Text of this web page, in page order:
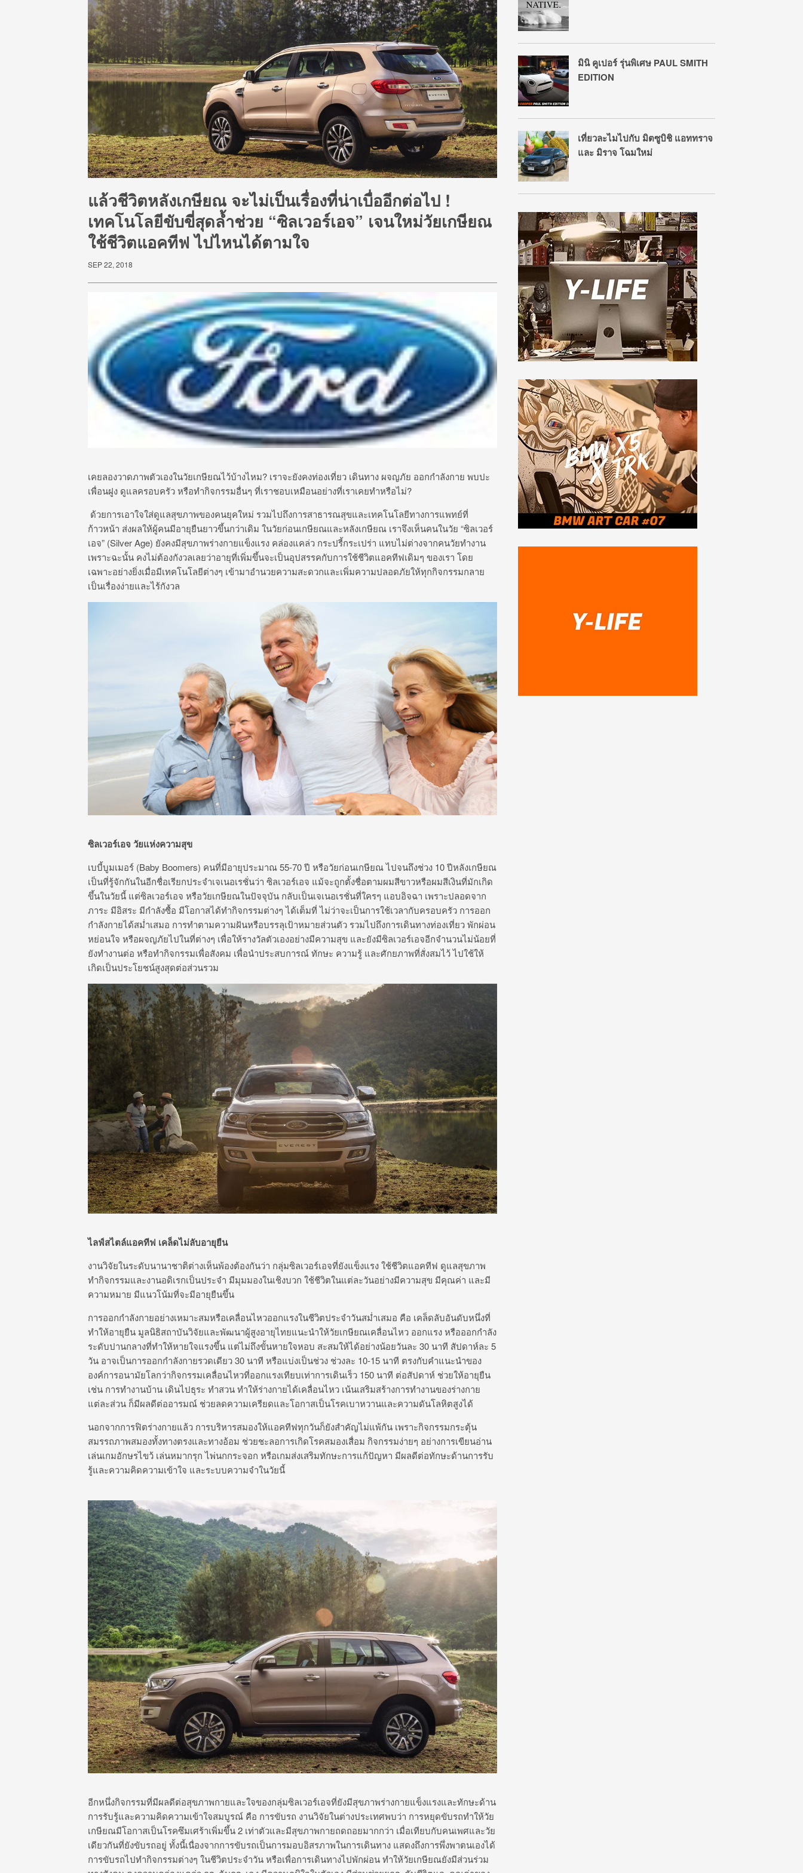
แล้วชีวิตหลังเกษียณ จะไม่เป็นเรื่องที่น่าเบื่ออีกต่อไป !
เทคโนโลยีขับขี่สุดล้ำช่วย “ซิลเวอร์เอจ” เจนใหม่วัยเกษียณ
ใช้ชีวิตแอคทีฟ ไปไหนได้ตามใจ
SEP 22, 2018
เคยลองวาดภาพตัวเองในวัยเกษียณไว้บ้างไหม? เราจะยังคงท่องเที่ยว เดินทาง ผจญภัย ออกกำลังกาย พบปะ
เพื่อนฝูง ดูแลครอบครัว หรือทำกิจกรรมอื่นๆ ที่เราชอบเหมือนอย่างที่เราเคยทำหรือไม่?
ด้วยการเอาใจใส่ดูแลสุขภาพของคนยุคใหม่ รวมไปถึงการสาธารณสุขและเทคโนโลยีทางการแพทย์ที่
ก้าวหน้า ส่งผลให้ผู้คนมีอายุยืนยาวขึ้นกว่าเดิม ในวัยก่อนเกษียณและหลังเกษียณ เราจึงเห็นคนในวัย “ซิลเวอร์
เอจ” (Silver Age) ยังคงมีสุขภาพร่างกายแข็งแรง คล่องแคล่ว กระปรี้กระเปร่า แทบไม่ต่างจากคนวัยทำงาน
เพราะฉะนั้น คงไม่ต้องกังวลเลยว่าอายุที่เพิ่มขึ้นจะเป็นอุปสรรคกับการใช้ชีวิตแอคทีฟเดิมๆ ของเรา โดย
เฉพาะอย่างยิ่งเมื่อมีเทคโนโลยีต่างๆ เข้ามาอำนวยความสะดวกและเพิ่มความปลอดภัยให้ทุกกิจกรรมกลาย
เป็นเรื่องง่ายและไร้กังวล
ซิลเวอร์เอจ วัยแห่งความสุข
เบบี้บูมเมอร์ (Baby Boomers) คนที่มีอายุประมาณ 55-70 ปี หรือวัยก่อนเกษียณ ไปจนถึงช่วง 10 ปีหลังเกษียณ
เป็นที่รู้จักกันในอีกชื่อเรียกประจำเจเนอเรชั่นว่า ซิลเวอร์เอจ แม้จะถูกตั้งชื่อตามผมสีขาวหรือผมสีเงินที่มักเกิด
ขึ้นในวัยนี้ แต่ซิลเวอร์เอจ หรือวัยเกษียณในปัจจุบัน กลับเป็นเจเนอเรชั่นที่ใครๆ แอบอิจฉา เพราะปลอดจาก
ภาระ มีอิสระ มีกำลังซื้อ มีโอกาสได้ทำกิจกรรมต่างๆ ได้เต็มที่ ไม่ว่าจะเป็นการใช้เวลากับครอบครัว การออก
กำลังกายได้สม่ำเสมอ การทำตามความฝันหรือบรรลุเป้าหมายส่วนตัว รวมไปถึงการเดินทางท่องเที่ยว พักผ่อน
หย่อนใจ หรือผจญภัยไปในที่ต่างๆ เพื่อให้รางวัลตัวเองอย่างมีความสุข และยังมีซิลเวอร์เอจอีกจำนวนไม่น้อยที่
ยังทำงานต่อ หรือทำกิจกรรมเพื่อสังคม เพื่อนำประสบการณ์ ทักษะ ความรู้ และศักยภาพที่สั่งสมไว้ ไปใช้ให้
เกิดเป็นประโยชน์สูงสุดต่อส่วนรวม
ไลฟ์สไตล์แอคทีฟ เคล็ดไม่ลับอายุยืน
งานวิจัยในระดับนานาชาติต่างเห็นพ้องต้องกันว่า กลุ่มซิลเวอร์เอจที่ยังแข็งแรง ใช้ชีวิตแอคทีฟ ดูแลสุขภาพ
ทำกิจกรรมและงานอดิเรกเป็นประจำ มีมุมมองในเชิงบวก ใช้ชีวิตในแต่ละวันอย่างมีความสุข มีคุณค่า และมี
ความหมาย มีแนวโน้มที่จะมีอายุยืนขึ้น
การออกกำลังกายอย่างเหมาะสมหรือเคลื่อนไหวออกแรงในชีวิตประจำวันสม่ำเสมอ คือ เคล็ดลับอันดับหนึ่งที่
ทำให้อายุยืน มูลนิธิสถาบันวิจัยและพัฒนาผู้สูงอายุไทยแนะนำให้วัยเกษียณเคลื่อนไหว ออกแรง หรือออกกำลัง
ระดับปานกลางที่ทำให้หายใจแรงขึ้น แต่ไม่ถึงขั้นหายใจหอบ สะสมให้ได้อย่างน้อยวันละ 30 นาที สัปดาห์ละ 5
วัน อาจเป็นการออกกำลังกายรวดเดียว 30 นาที หรือแบ่งเป็นช่วง ช่วงละ 10-15 นาที ตรงกับคำแนะนำของ
องค์การอนามัยโลกว่ากิจกรรมเคลื่อนไหวที่ออกแรงเทียบเท่าการเดินเร็ว 150 นาที ต่อสัปดาห์ ช่วยให้อายุยืน
เช่น การทำงานบ้าน เดินไปธุระ ทำสวน ทำให้ร่างกายได้เคลื่อนไหว เน้นเสริมสร้างการทำงานของร่างกาย
แต่ละส่วน ก็มีผลดีต่ออารมณ์ ช่วยลดความเครียดและโอกาสเป็นโรคเบาหวานและความดันโลหิตสูงได้
นอกจากการฟิตร่างกายแล้ว การบริหารสมองให้แอคทีฟทุกวันก็ยังสำคัญไม่แพ้กัน เพราะกิจกรรมกระตุ้น
สมรรถภาพสมองทั้งทางตรงและทางอ้อม ช่วยชะลอการเกิดโรคสมองเสื่อม กิจกรรมง่ายๆ อย่างการเขียนอ่าน
เล่นเกมอักษรไขว้ เล่นหมากรุก ไพ่นกกระจอก หรือเกมส่งเสริมทักษะการแก้ปัญหา มีผลดีต่อทักษะด้านการรับ
รู้และความคิดความเข้าใจ และระบบความจำในวัยนี้
อีกหนึ่งกิจกรรมที่มีผลดีต่อสุขภาพกายและใจของกลุ่มซิลเวอร์เอจที่ยังมีสุขภาพร่างกายแข็งแรงและทักษะด้าน
การรับรู้และความคิดความเข้าใจสมบูรณ์ คือ การขับรถ งานวิจัยในต่างประเทศพบว่า การหยุดขับรถทำให้วัย
เกษียณมีโอกาสเป็นโรคซึมเศร้าเพิ่มขึ้น 2 เท่าตัวและมีสุขภาพกายถดถอยมากกว่า เมื่อเทียบกับคนเพศและวัย
เดียวกันที่ยังขับรถอยู่ ทั้งนี้เนื่องจากการขับรถเป็นการมอบอิสรภาพในการเดินทาง แสดงถึงการพึ่งพาตนเองได้
การขับรถไปทำกิจกรรมต่างๆ ในชีวิตประจำวัน หรือเพื่อการเดินทางไปพักผ่อน ทำให้วัยเกษียณยังมีส่วนร่วม
มินิ คูเปอร์ รุ่นพิเศษ PAUL SMITH
EDITION
เที่ยวละไมไปกับ มิตซูบิชิ แอททราจ
และ มิราจ โฉมใหม่